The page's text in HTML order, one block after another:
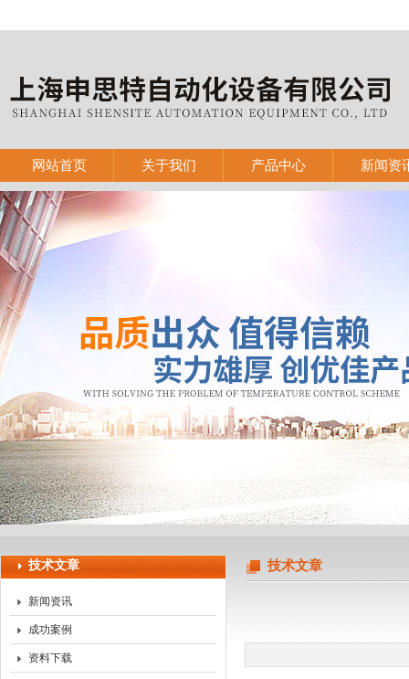
上海申思特自动化设备有限公司
网站首页 关于我们 产品中心 新闻资
技术文章
新闻资讯
成功案例
资料下载
技术文章